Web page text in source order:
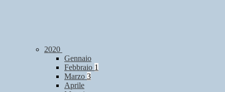
2020
Gennaio
Febbraio 1
Marzo 3
Aprile